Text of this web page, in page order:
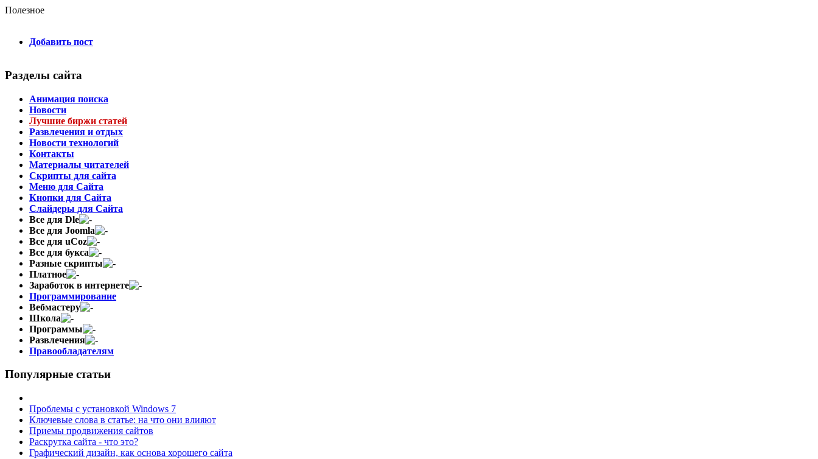
Полезное
Добавить пост
Разделы сайта
Анимация поиска
Новости
Лучшие биржи статей
Развлечения и отдых
Новости технологий
Контакты
Материалы читателей
Скрипты для сайта
Меню для Сайта
Кнопки для Сайта
Слайдеры для Сайта
Все для Dle
Все для Joomla
Все для uCoz
Все для букса
Разные скрипты
Платное
Заработок в интернете
Программирование
Вебмастеру
Школа
Программы
Развлечения
Правообладателям
Популярные статьи
Проблемы с установкой Windows 7
Ключевые слова в статье: на что они влияют
Приемы продвижения сайтов
Раскрутка сайта - что это?
Графический дизайн, как основа хорошего сайта